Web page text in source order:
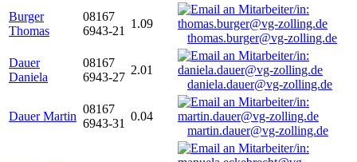
Burger
Thomas
08167
6943-21
1.09
thomas.burger@vg-zolling.de
Dauer
Daniela
08167
6943-27
2.01
daniela.dauer@vg-zolling.de
Dauer Martin
08167
6943-31
0.04
martin.dauer@vg-zolling.de